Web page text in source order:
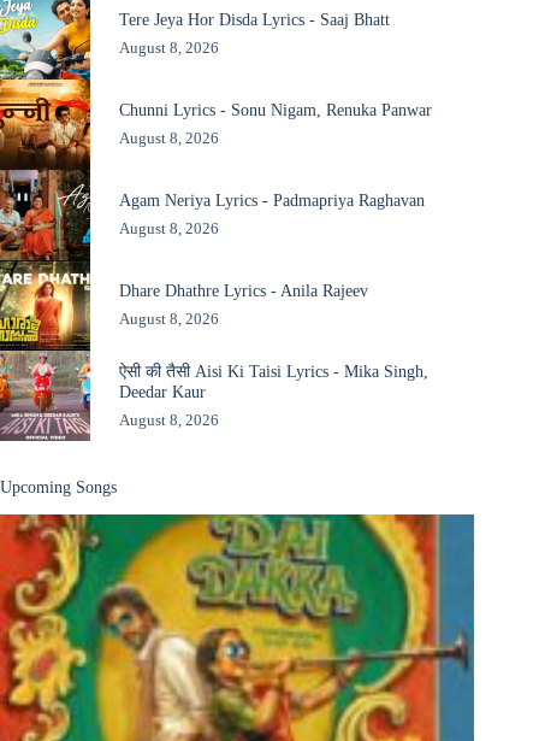
Tere Jeya Hor Disda Lyrics - Saaj Bhatt
August 8, 2026
Chunni Lyrics - Sonu Nigam, Renuka Panwar
August 8, 2026
Agam Neriya Lyrics - Padmapriya Raghavan
August 8, 2026
Dhare Dhathre Lyrics - Anila Rajeev
August 8, 2026
ऐसी की तैसी Aisi Ki Taisi Lyrics - Mika Singh,
Deedar Kaur
August 8, 2026
Upcoming Songs